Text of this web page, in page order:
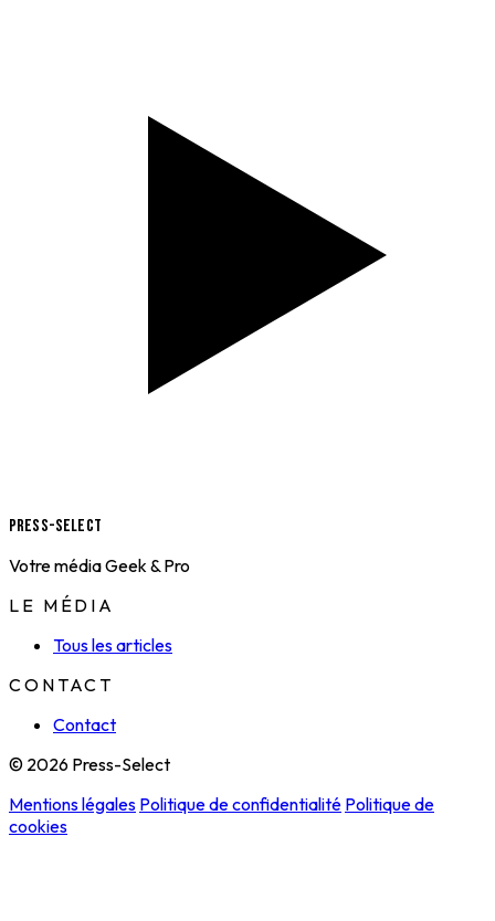
Press-Select
Votre média Geek & Pro
LE MÉDIA
Tous les articles
CONTACT
Contact
© 2026 Press-Select
Mentions légales Politique de confidentialité Politique de
cookies